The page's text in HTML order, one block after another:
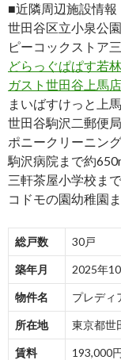
■近隣周辺施設情報
世田谷区立小泉公
ピーコックストア
どらっぐぱぱす若
ガスト世田谷上馬店
まいばすけっと上
世田谷駒沢二郵便
ポニークリーニン
駒沢病院まで約
三軒茶屋小学校ま
コドモの園幼稚園
総戸数 30戸
築年月 2025年
物件名 プレディ
所在地 東京都世
賃料 193,000